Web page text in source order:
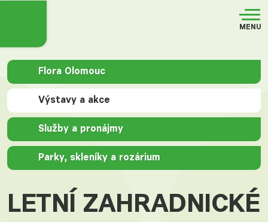
MENU
Flora Olomouc
Výstavy a akce
Služby a pronájmy
Parky, skleníky a rozárium
LETNÍ ZAHRADNICKÉ